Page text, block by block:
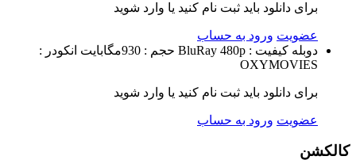
برای دانلود باید ثبت نام کنید یا وارد شوید
عضویت ورود به حساب
دوبله کیفیت : BluRay 480p حجم : 930مگابایت
انکودر :
OXYMOVIES
برای دانلود باید ثبت نام کنید یا وارد شوید
عضویت ورود به حساب
کالکشن